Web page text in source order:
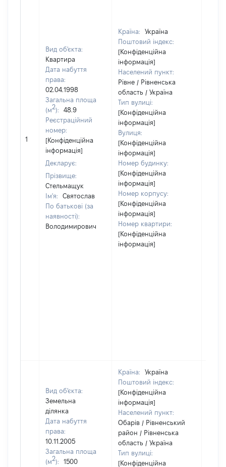
1
Вид об'єкта:
Квартира
Дата набуття
права:
02.04.1998
Загальна площа
(м2):
48.9
Реєстраційний
номер:
[Конфіденційна
інформація]
Декларує:
Прізвище:
Стельмащук
Ім'я:
Святослав
По батькові (за
наявності):
Володимирович
Країна:
Україна
Поштовий індекс:
[Конфіденційна
інформація]
Населений пункт:
Рівне / Рівненська
область / Україна
Тип вулиці:
[Конфіденційна
інформація]
Вулиця:
[Конфіденційна
інформація]
Номер будинку:
[Конфіденційна
інформація]
Номер корпусу:
[Конфіденційна
інформація]
Номер квартири:
[Конфіденційна
інформація]
Вид об'єкта:
Земельна
ділянка
Дата набуття
права:
10.11.2005
Загальна площа
(м2):
1500
Країна:
Україна
Поштовий індекс:
[Конфіденційна
інформація]
Населений пункт:
Обарів / Рівненський
район / Рівненська
область / Україна
Тип вулиці:
[Конфіденційна